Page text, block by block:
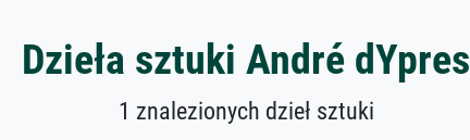
Dzieła sztuki André dYpres
1 znalezionych dzieł sztuki